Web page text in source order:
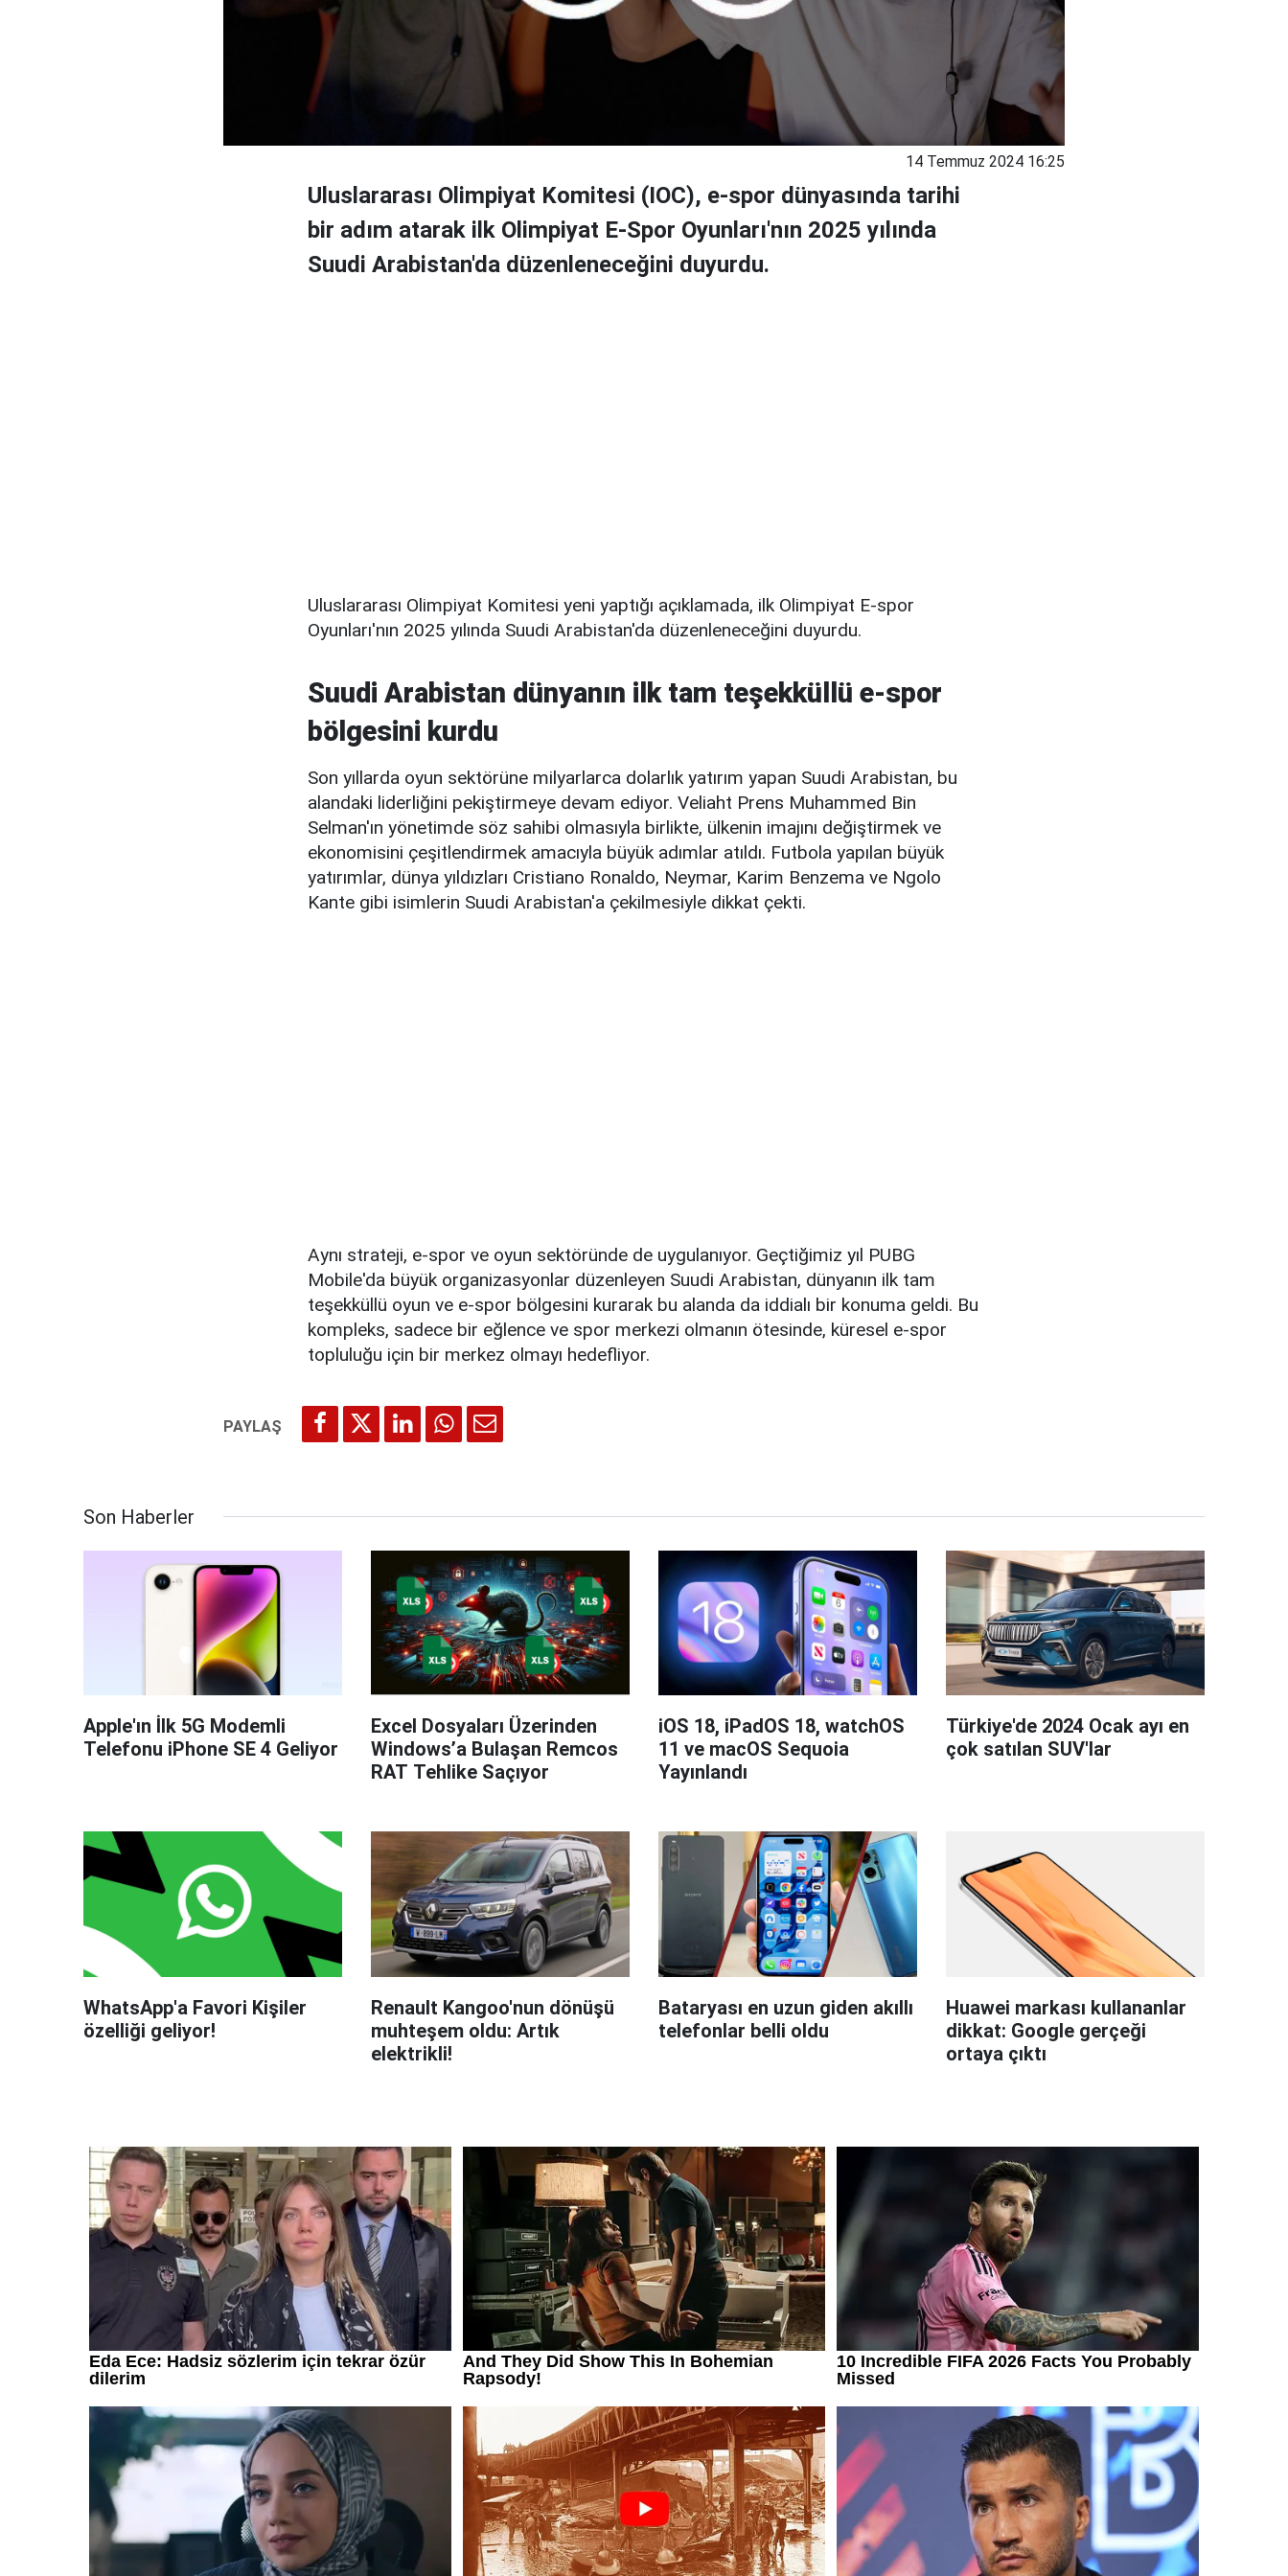
14 Temmuz 2024 16:25
Uluslararası Olimpiyat Komitesi (IOC), e-spor dünyasında tarihi
bir adım atarak ilk Olimpiyat E-Spor Oyunları'nın 2025 yılında
Suudi Arabistan'da düzenleneceğini duyurdu.
Uluslararası Olimpiyat Komitesi yeni yaptığı açıklamada, ilk Olimpiyat E-spor
Oyunları'nın 2025 yılında Suudi Arabistan'da düzenleneceğini duyurdu.
Suudi Arabistan dünyanın ilk tam teşekküllü e-spor
bölgesini kurdu
Son yıllarda oyun sektörüne milyarlarca dolarlık yatırım yapan Suudi Arabistan, bu
alandaki liderliğini pekiştirmeye devam ediyor. Veliaht Prens Muhammed Bin
Selman'ın yönetimde söz sahibi olmasıyla birlikte, ülkenin imajını değiştirmek ve
ekonomisini çeşitlendirmek amacıyla büyük adımlar atıldı. Futbola yapılan büyük
yatırımlar, dünya yıldızları Cristiano Ronaldo, Neymar, Karim Benzema ve Ngolo
Kante gibi isimlerin Suudi Arabistan'a çekilmesiyle dikkat çekti.
Aynı strateji, e-spor ve oyun sektöründe de uygulanıyor. Geçtiğimiz yıl PUBG
Mobile'da büyük organizasyonlar düzenleyen Suudi Arabistan, dünyanın ilk tam
teşekküllü oyun ve e-spor bölgesini kurarak bu alanda da iddialı bir konuma geldi. Bu
kompleks, sadece bir eğlence ve spor merkezi olmanın ötesinde, küresel e-spor
topluluğu için bir merkez olmayı hedefliyor.
Son Haberler
Apple'ın İlk 5G Modemli
Telefonu iPhone SE 4 Geliyor
Excel Dosyaları Üzerinden
Windows’a Bulaşan Remcos
RAT Tehlike Saçıyor
iOS 18, iPadOS 18, watchOS
11 ve macOS Sequoia
Yayınlandı
Türkiye'de 2024 Ocak ayı en
çok satılan SUV'lar
WhatsApp'a Favori Kişiler
özelliği geliyor!
Renault Kangoo'nun dönüşü
muhteşem oldu: Artık
elektrikli!
Bataryası en uzun giden akıllı
telefonlar belli oldu
Huawei markası kullananlar
dikkat: Google gerçeği
ortaya çıktı